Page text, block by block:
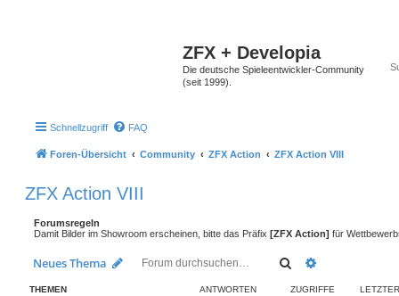
ZFX + Developia
Die deutsche Spieleentwickler-Community
(seit 1999).
Schnellzugriff FAQ
Foren-Übersicht Community ZFX Action ZFX Action VIII
ZFX Action VIII
Forumsregeln
Damit Bilder im Showroom erscheinen, bitte das Präfix [ZFX Action] für
Neues Thema Suche
THEMEN ANTWORTEN ZUGRIFFE